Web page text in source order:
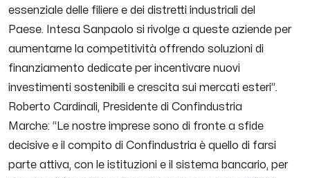
essenziale delle filiere e dei distretti industriali del
Paese. Intesa Sanpaolo si rivolge a queste aziende per
aumentarne la competitività offrendo soluzioni di
finanziamento dedicate per incentivare nuovi
investimenti sostenibili e crescita sui mercati esteri”.
Roberto Cardinali, Presidente di Confindustria
Marche: “ Le nostre imprese sono di fronte a sfide
decisive e il compito di Confindustria è quello di farsi
parte attiva, con le istituzioni e il sistema bancario, per